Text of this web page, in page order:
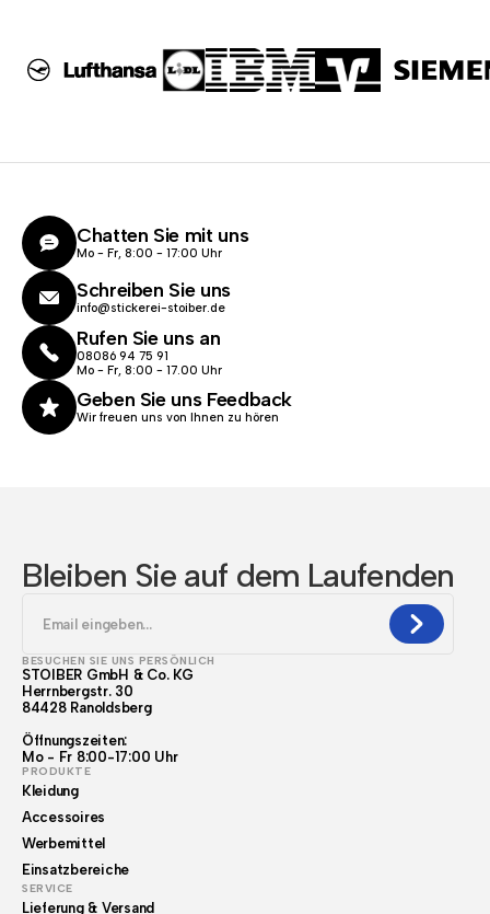
Chatten Sie mit uns
Mo - Fr, 8:00 - 17:00 Uhr
Schreiben Sie uns
info@stickerei-stoiber.de
Rufen Sie uns an
08086 94 75 91
Mo - Fr, 8:00 - 17.00 Uhr
Geben Sie uns Feedback
Wir freuen uns von Ihnen zu hören
Bleiben Sie auf dem Laufenden
BESUCHEN SIE UNS PERSÖNLICH
STOIBER GmbH & Co. KG
Herrnbergstr. 30
84428 Ranoldsberg
Öffnungszeiten:
Mo - Fr 8:00-17:00 Uhr
PRODUKTE
Kleidung
Accessoires
Werbemittel
Einsatzbereiche
SERVICE
Lieferung & Versand